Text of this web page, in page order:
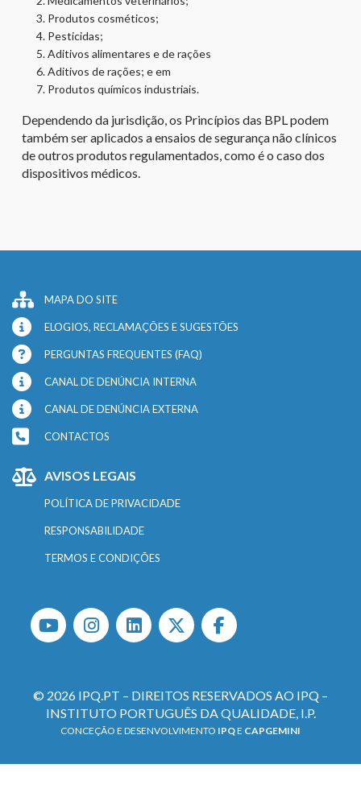
Produtos cosméticos;
Pesticidas;
Aditivos alimentares e de rações
Aditivos de rações; e em
Produtos químicos industriais.
Dependendo da jurisdição, os Princípios das BPL podem
também ser aplicados a ensaios de segurança não clínicos
de outros produtos regulamentados, como é o caso dos
dispositivos médicos.
MAPA DO SITE
ELOGIOS, RECLAMAÇÕES E SUGESTÕES
PERGUNTAS FREQUENTES (FAQ)
CANAL DE DENÚNCIA INTERNA
CANAL DE DENÚNCIA EXTERNA
CONTACTOS
AVISOS LEGAIS
POLÍTICA DE PRIVACIDADE
RESPONSABILIDADE
TERMOS E CONDIÇÕES
© 2026 IPQ.PT – DIREITOS RESERVADOS AO IPQ –
INSTITUTO PORTUGUÊS DA QUALIDADE, I.P.
CONCEÇÃO E DESENVOLVIMENTO IPQE CAPGEMINI